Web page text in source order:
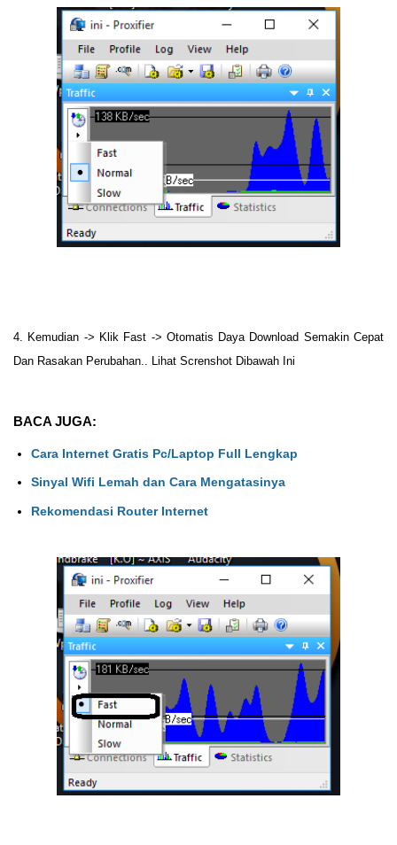
4. Kemudian -> Klik Fast -> Otomatis Daya Download Semakin Cepat
Dan Rasakan Perubahan.. Lihat Screnshot Dibawah Ini
BACA JUGA:
Cara Internet Gratis Pc/Laptop Full Lengkap
Sinyal Wifi Lemah dan Cara Mengatasinya
Rekomendasi Router Internet